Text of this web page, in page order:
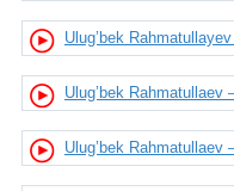
Ulug’bek
Ulug’bek
Ulug’bek